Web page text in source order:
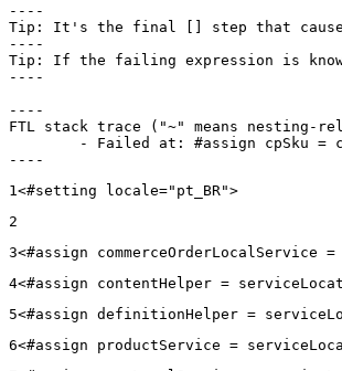
----
Tip: It's the final [] step that
----
Tip: If the failing expression is
----
----
FTL stack trace ("~" means nesting-
----
1 <#setting locale="pt_BR">
2
3<#assign
4<#assign contentHelper =
5<#assign definitionHelper =
6<#assign productService =